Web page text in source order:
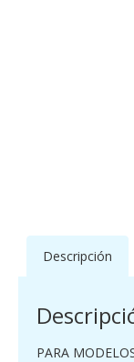
Descripción
PARA